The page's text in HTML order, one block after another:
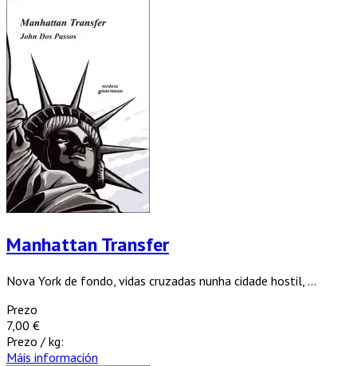
Manhattan Transfer
Nova York de fondo, vidas cruzadas nunha cidade hostil, ...
Prezo
7,00 €
Prezo / kg:
Máis información